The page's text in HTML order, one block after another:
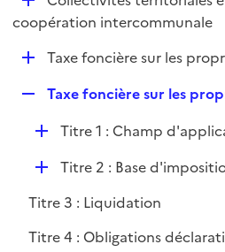
p
l
i
e
r
é
r
coopération intercommunale
D
l
i
e
Taxe foncière sur les
p
l
i
e
Taxe foncière sur les
D
i
e
Titre 1 : Champ
D
p
l
Titre 2 : Base
Titre 3 : Liquidation
Titre 4 : Obligations